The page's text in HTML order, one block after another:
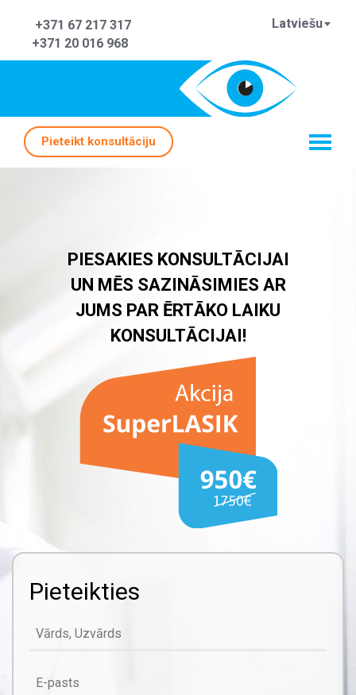
+371 67 217 317
+371 20 016 968
Latviešu
Pieteikt konsultāciju
PIESAKIES KONSULTĀCIJAI
UN MĒS SAZINĀSIMIES AR
JUMS PAR ĒRTĀKO LAIKU
KONSULTĀCIJAI!
Pieteikties